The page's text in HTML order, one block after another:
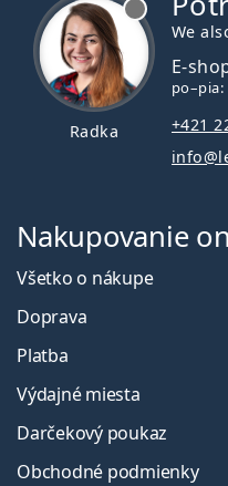
Radka
We
E-
po–pia:
+421
Nakupovanie
Všetko o nákupe
Doprava
Platba
Výdajné miesta
Darčekový poukaz
Obchodné podmienky